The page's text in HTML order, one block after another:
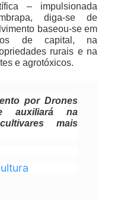
– impulsionada
diga-se de
baseou-se em
de capital, na
rurais e na
e agrotóxicos.
por Drones
auxiliará na
mais